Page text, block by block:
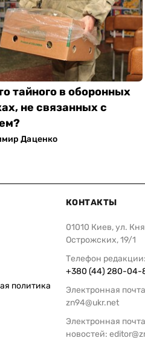
тайного в оборонных
не связанных с
Даценко
политика
КОНТАКТЫ
01010 Киев, ул.
Острожских, 19/1
Телефон редакции:
+380 (44) 280-04-
Электронная
zn94@ukr.net
Электронная
новостей: